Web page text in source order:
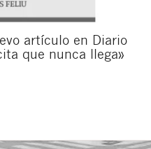
artículo en Diario
que nunca llega»